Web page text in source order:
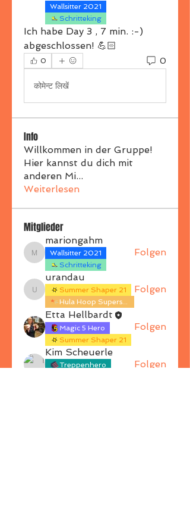
Wallsitter 2021
Schritteking
Ich habe Day 3 , 7 min. :-)
abgeschlossen! 💪🏻
0 0
कोमेन्ट लिखें
Info
Willkommen in der Gruppe!
Hier kannst du dich mit
anderen Mi...
Weiterlesen
Mitglieder
mariongahm
mariongahm
Wallsitter 2021
Schritteking
Folgen
urandau
urandau
Summer Shaper 21
Hula Hoop Superstar
Folgen
Etta Hellbardt
Magic 5 Hero
Summer Shaper 21
Folgen
Kim Scheuerle
Treppenhero
Folgen